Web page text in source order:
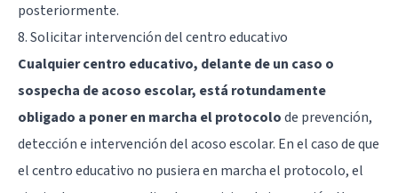
posteriormente.
8. Solicitar intervención del centro educativo
Cualquier centro educativo, delante de un caso o
sospecha de acoso escolar, está rotundamente
obligado a poner en marcha el protocolode prevención,
detección e intervención del acoso escolar. En el caso de que
el centro educativo no pusiera en marcha el protocolo, el